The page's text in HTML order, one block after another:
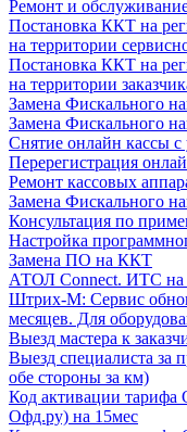
Ремонт и
Постановка ККТ на
на территории
Постановка ККТ на
на территории
Замена Фискального
Замена Фискального
Снятие онлайн кассы
Перерегистрация
Ремонт кассовых
Замена Фискального
Консультация по
Настройка
Замена ПО на ККТ
АТОЛ Connect. ИТС на
Штрих-М: Сервис
месяцев. Для
Выезд мастера к
Выезд специалиста за
обе стороны за км)
Код активации
Офд.ру) на 15мес